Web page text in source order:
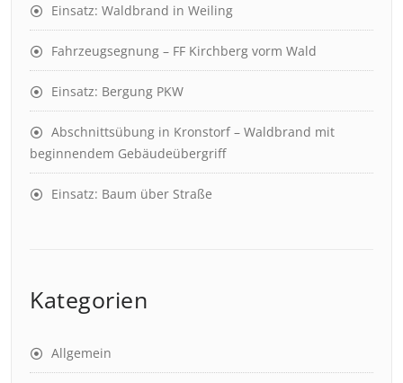
Einsatz: Waldbrand in Weiling
Fahrzeugsegnung – FF Kirchberg vorm Wald
Einsatz: Bergung PKW
Abschnittsübung in Kronstorf – Waldbrand mit
beginnendem Gebäudeübergriff
Einsatz: Baum über Straße
Kategorien
Allgemein